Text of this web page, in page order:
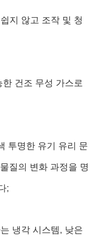
지 않고 조작 및 청
건조 무성 가스로
투명한 유기 유리 문
질의 변화 과정을 명
;
냉각 시스템, 낮은